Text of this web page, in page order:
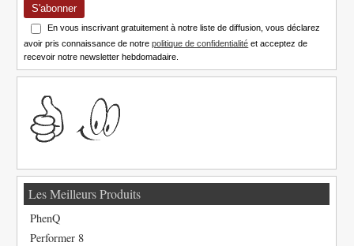
S'abonner
En vous inscrivant gratuitement à notre liste de diffusion, vous déclarez
avoir pris connaissance de notrepolitique de confidentialité et acceptez de
recevoir notre newsletter hebdomadaire.
Les Meilleurs Produits
PhenQ
Performer 8